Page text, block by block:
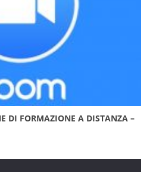
DI FORMAZIONE A DISTANZA –